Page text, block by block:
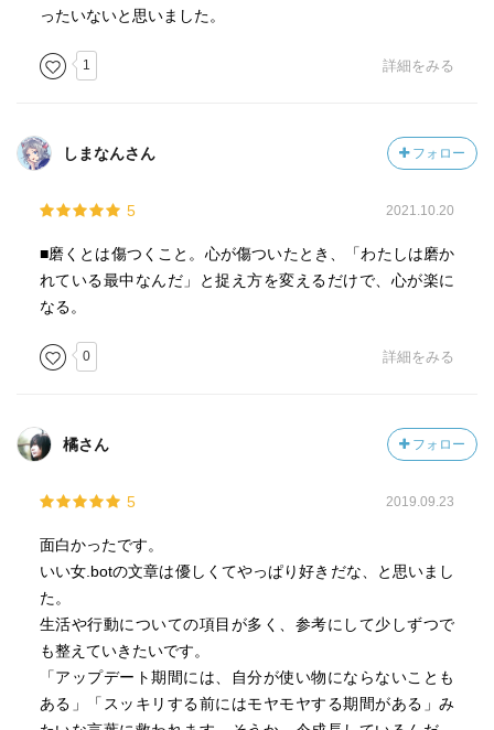
ったいないと思いました。
1 詳細をみる
しまなんさん フォロー
5 2021.10.20
■磨くとは傷つくこと。心が傷ついたとき、「わたしは磨か
れている最中なんだ」と捉え方を変えるだけで、心が楽に
なる。
0 詳細をみる
橘さん フォロー
5 2019.09.23
面白かったです。
いい女.botの文章は優しくてやっぱり好きだな、と思いまし
た。
生活や行動についての項目が多く、参考にして少しずつで
も整えていきたいです。
「アップデート期間には、自分が使い物にならないことも
ある」「スッキリする前にはモヤモヤする期間がある」み